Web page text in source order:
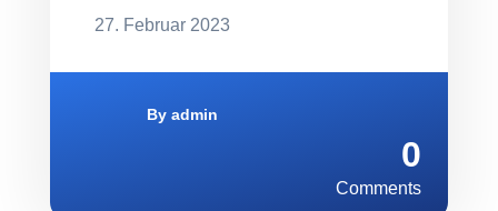
27. Februar 2023
By admin
0
Comments